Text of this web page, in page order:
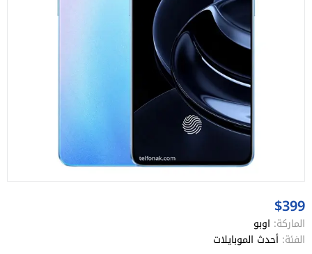
$399
الماركة: اوبو
الفئة: أحدث الموبايلات